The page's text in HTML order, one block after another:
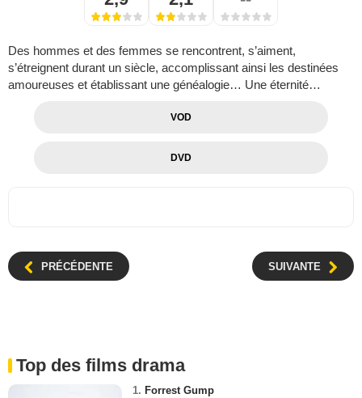
Des hommes et des femmes se rencontrent, s’aiment,
s’étreignent durant un siècle, accomplissant ainsi les destinées
amoureuses et établissant une généalogie… Une éternité…
VOD
DVD
PRÉCÉDENTE SUIVANTE
Top des films drama
1. Forrest Gump